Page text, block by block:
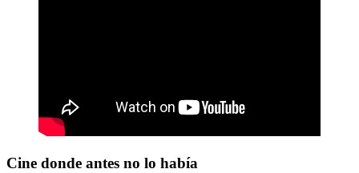
Cine donde antes no lo había